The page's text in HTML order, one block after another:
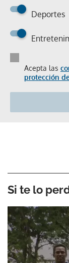
Deportes
Acepta las
protección
Si te lo